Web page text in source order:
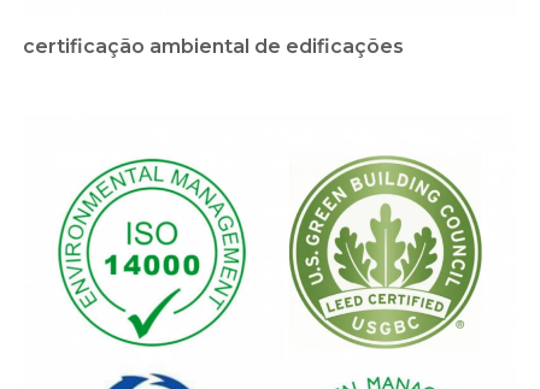
certificação ambiental de edificações